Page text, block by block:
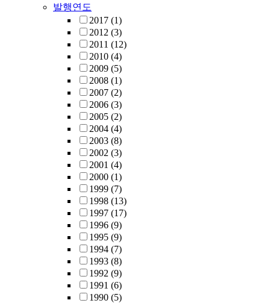
발행연도
2017 (1)
2012 (3)
2011 (12)
2010 (4)
2009 (5)
2008 (1)
2007 (2)
2006 (3)
2005 (2)
2004 (4)
2003 (8)
2002 (3)
2001 (4)
2000 (1)
1999 (7)
1998 (13)
1997 (17)
1996 (9)
1995 (9)
1994 (7)
1993 (8)
1992 (9)
1991 (6)
1990 (5)